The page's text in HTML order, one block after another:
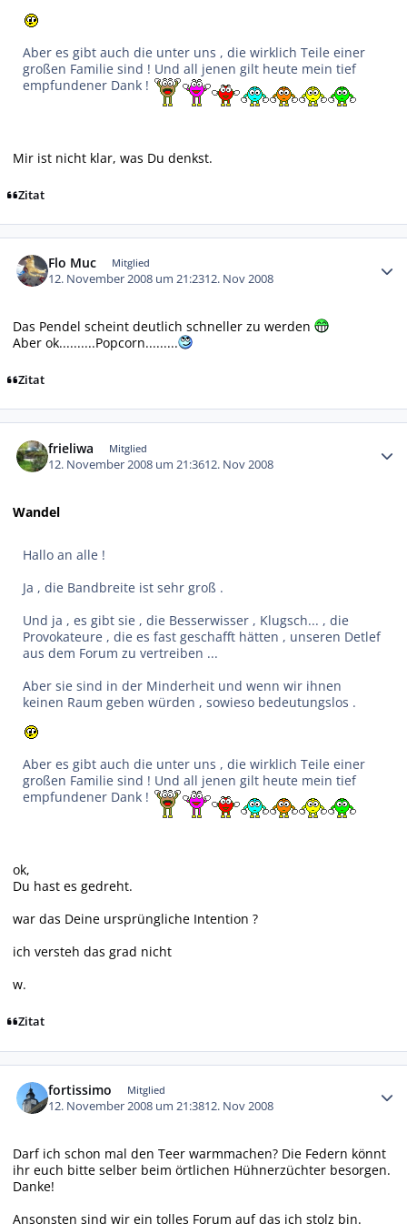
Aber es gibt auch die unter uns , die wirklich Teile einer
großen Familie sind ! Und all jenen gilt heute mein tief
empfundener Dank !
Mir ist nicht klar, was Du denkst.
Zitat
Flo Muc Mitglied
12. November 2008 um 21:2312. Nov 2008
Das Pendel scheint deutlich schneller zu werden
Aber ok..........Popcorn.........
Zitat
frieliwa Mitglied
12. November 2008 um 21:3612. Nov 2008
Wandel
Hallo an alle !
Ja , die Bandbreite ist sehr groß .
Und ja , es gibt sie , die Besserwisser , Klugsch... , die
Provokateure , die es fast geschafft hätten , unseren Detlef
aus dem Forum zu vertreiben ...
Aber sie sind in der Minderheit und wenn wir ihnen
keinen Raum geben würden , sowieso bedeutungslos .
Aber es gibt auch die unter uns , die wirklich Teile einer
großen Familie sind ! Und all jenen gilt heute mein tief
empfundener Dank !
ok,
Du hast es gedreht.
war das Deine ursprüngliche Intention ?
ich versteh das grad nicht
w.
Zitat
fortissimo Mitglied
12. November 2008 um 21:3812. Nov 2008
Darf ich schon mal den Teer warmmachen? Die Federn könnt
ihr euch bitte selber beim örtlichen Hühnerzüchter besorgen.
Danke!
Ansonsten sind wir ein tolles Forum auf das ich stolz bin.